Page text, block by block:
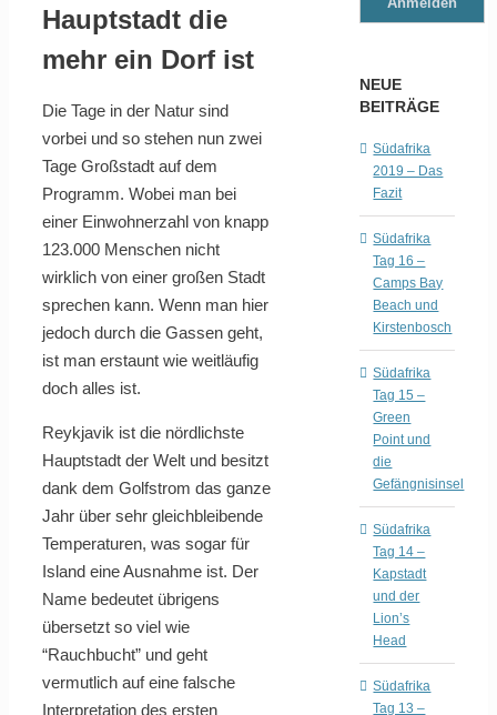
Hauptstadt die
mehr ein Dorf ist
Die Tage in der Natur sind
vorbei und so stehen nun zwei
Tage Großstadt auf dem
Programm. Wobei man bei
einer Einwohnerzahl von knapp
123.000 Menschen nicht
wirklich von einer großen Stadt
sprechen kann. Wenn man hier
jedoch durch die Gassen geht,
ist man erstaunt wie weitläufig
doch alles ist.
Reykjavik ist die nördlichste
Hauptstadt der Welt und besitzt
dank dem Golfstrom das ganze
Jahr über sehr gleichbleibende
Temperaturen, was sogar für
Island eine Ausnahme ist. Der
Name bedeutet übrigens
übersetzt so viel wie
“Rauchbucht” und geht
vermutlich auf eine falsche
Interpretation des ersten
NEUE
BEITRÄGE
Südafrika
2019 – Das
Fazit
Südafrika
Tag 16 –
Camps Bay
Beach und
Kirstenbosch
Südafrika
Tag 15 –
Green
Point und
die
Gefängnisinsel
Südafrika
Tag 14 –
Kapstadt
und der
Lion’s
Head
Südafrika
Tag 13 –